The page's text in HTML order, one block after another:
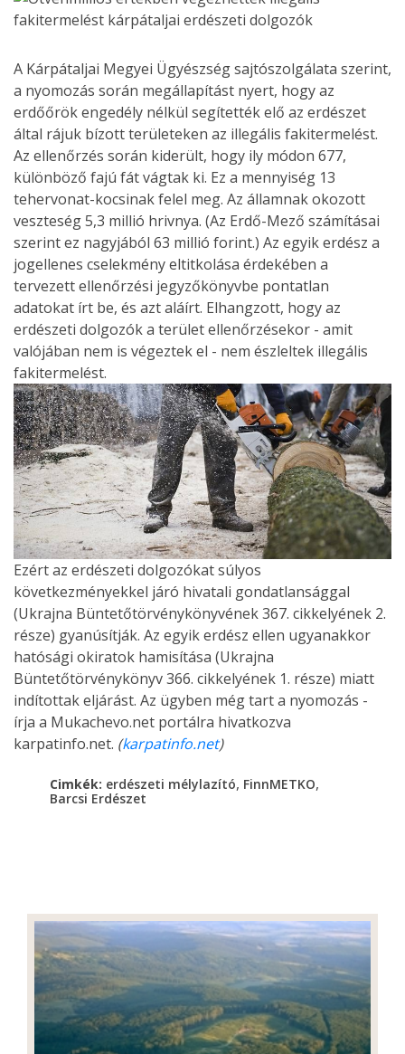
A Kárpátaljai Megyei Ügyészség sajtószolgálata szerint,
a nyomozás során megállapítást nyert, hogy az
erdőőrök engedély nélkül segítették elő az erdészet
által rájuk bízott területeken az illegális fakitermelést.
Az ellenőrzés során kiderült, hogy ily módon 677,
különböző fajú fát vágtak ki. Ez a mennyiség 13
tehervonat-kocsinak felel meg. Az államnak okozott
veszteség 5,3 millió hrivnya. (Az Erdő-Mező számításai
szerint ez nagyjából 63 millió forint.) Az egyik erdész a
jogellenes cselekmény eltitkolása érdekében a
tervezett ellenőrzési jegyzőkönyvbe pontatlan
adatokat írt be, és azt aláírt. Elhangzott, hogy az
erdészeti dolgozók a terület ellenőrzésekor - amit
valójában nem is végeztek el - nem észleltek illegális
fakitermelést.
Ezért az erdészeti dolgozókat súlyos
következményekkel járó hivatali gondatlansággal
(Ukrajna Büntetőtörvénykönyvének 367. cikkelyének 2.
része) gyanúsítják. Az egyik erdész ellen ugyanakkor
hatósági okiratok hamisítása (Ukrajna
Büntetőtörvénykönyv 366. cikkelyének 1. része) miatt
indítottak eljárást. Az ügyben még tart a nyomozás -
írja a Mukachevo.net portálra hivatkozva
karpatinfo.net. (karpatinfo.net)
Cimkék: erdészeti mélylazító, FinnMETKO,
Barcsi Erdészet